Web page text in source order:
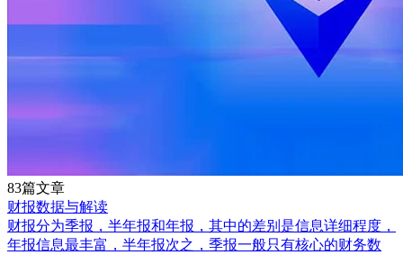
83篇文章
财报数据与解读
财报分为季报，半年报和年报，其中的差别是信息详细程度，
年报信息最丰富，半年报次之，季报一般只有核心的财务数